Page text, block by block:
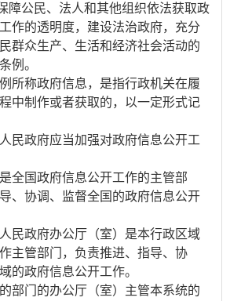
公民、法人和其他组织依法获取政
作的透明度，建设法治政府，充分
群众生产、生活和经济社会活动的
例。
称政府信息，是指行政机关在履
中制作或者获取的，以一定形式记
政府应当加强对政府信息公开工
国政府信息公开工作的主管部
、协调、监督全国的政府信息公开
政府办公厅（室）是本行政区域
主管部门，负责推进、指导、协
的政府信息公开工作。
门的办公厅（室）主管本系统的